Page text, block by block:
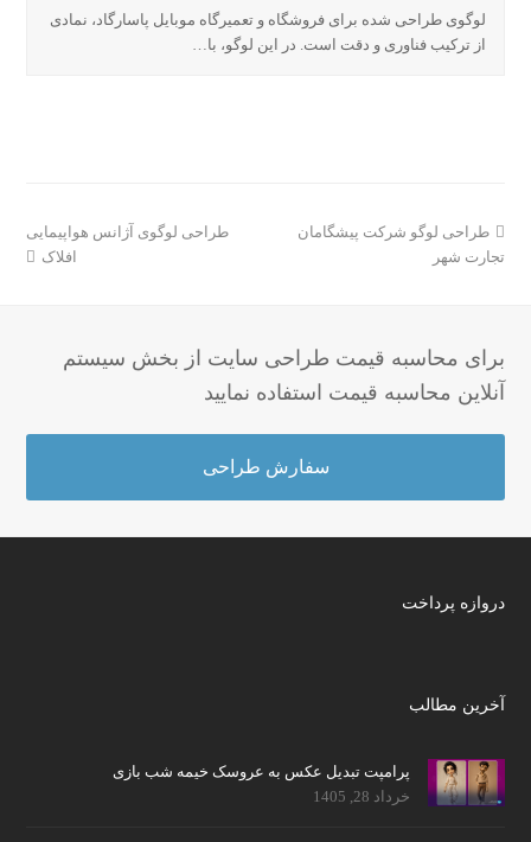
لوگوی طراحی شده برای فروشگاه و تعمیرگاه موبایل پاسارگاد، نمادی
از ترکیب فناوری و دقت است. در این لوگو، با…
مطلب
قبلی:
طراحی لوگو شرکت پیشگامان
تجارت شهر
مطلب
طراحی لوگوی آژانس هواپیمایی
افلاک
برای محاسبه قیمت طراحی سایت از بخش سیستم
آنلاین محاسبه قیمت استفاده نمایید
سفارش طراحی
دروازه پرداخت
آخرین مطالب
پرامپت تبدیل عکس به عروسک خیمه شب بازی
خرداد 28, 1405